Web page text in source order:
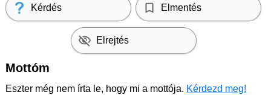
Kérdés Elmentés
Elrejtés
Mottóm
Eszter még nem írta le, hogy mi a mottója. Kérdezd meg!